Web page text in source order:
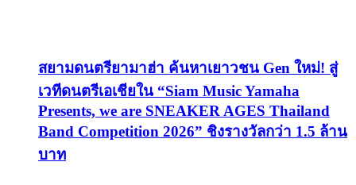
สยามดนตรียามาฮ่า ค้นหาเยาวชน Gen ใหม่! สู่
เวทีดนตรีเอเชียใน “Siam Music Yamaha
Presents, we are SNEAKER AGES Thailand
Band Competition 2026” ชิงรางวัลกว่า 1.5 ล้าน
บาท